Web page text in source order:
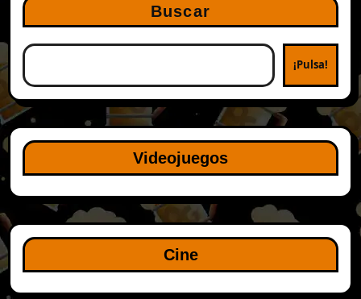
Buscar
¡Pulsa!
Videojuegos
Cine